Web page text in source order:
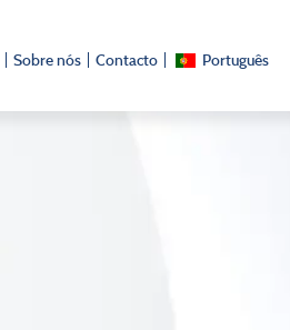
Sobre nós Contacto Português